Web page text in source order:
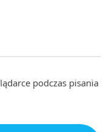
podczas pisania